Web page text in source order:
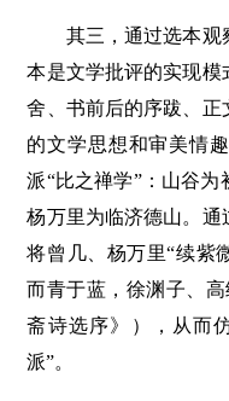
其三，通过选本观
本是文学批评的实现模
舍、书前后的序跋、
的文学思想和审美情
派“比之禅学”：山谷为
杨万里为临济德山。通
将曾几、杨万里“续紫
而青于蓝，徐渊子、
斋诗选序》），从而
派”。